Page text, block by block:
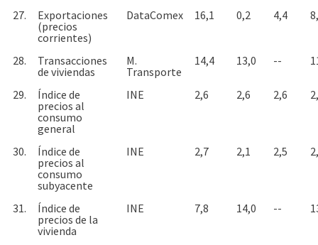
27.
Exportaciones
(precios
corrientes)
DataComex 16,1 0,2 4,4
28.
Transacciones
de viviendas
M.
Transporte
14,4 13,0 --
29.
Índice de
precios al
consumo
general
INE 2,6 2,6 2,6
30.
Índice de
precios al
consumo
subyacente
INE 2,7 2,1 2,5
31.
Índice de
precios de la
vivienda
INE 7,8 14,0 --